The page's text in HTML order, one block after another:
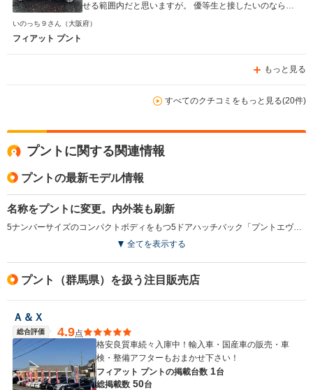
せる範囲内だと思いますが。 優等生と接したいのなら、
日本車・ドイツ車。変わり者や個性的な娘と付き合いたい
いのっち９さん （大阪府）
フィアット プント
もっと見る
すべてのクチコミをもっと見る(20件)
プントに関する関連情報
プントの最新モデル情報
名称をプントに変更。内外装も刷新
5ナンバーサイズのコンパクトボディをもつ5ドアハッチバック「プントエヴォ」の名称変更モデル。エクステリアはボディ同色バンパーなどによりスポーティで洗練されたスタイル。内装は洗練されたカスティーリョ製のバケットタイプのスポーツシートやレザーステアリング、レザーシフトノブなど上質な装備を採用している。パワートレインは、従来モデルと同様のアイドリングストップ機構付1.4L直4エンジンとATモード付5速シーケンシャルトランスミッション「デュアロジック」を組み合わせる。また、従来までは所定の契約料が必要だったメンテナンスプログラム「フィアットイージー ケア」が標準装備となっている（2012.8）
全てを表示する
プント（群馬県）を扱う注目販売店
Ａ＆Ｘ
総合評価 4.9点
格安良質車続々入庫中！輸入車・国産車の販売・車
検・整備アフターもおまかせ下さい！
フィアット プントの掲載台数 1台
総掲載数 50台